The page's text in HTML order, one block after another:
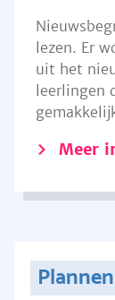
lezen. Er
uit het
leerlingen
Meer